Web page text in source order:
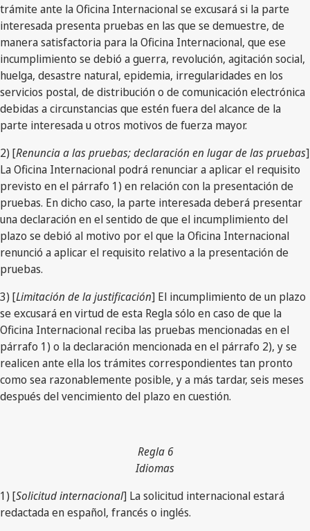
trámite ante la Oficina Internacional se excusará si la parte
interesada presenta pruebas en las que se demuestre, de
manera satisfactoria para la Oficina Internacional, que ese
incumplimiento se debió a guerra, revolución, agitación social,
huelga, desastre natural, epidemia, irregularidades en los
servicios postal, de distribución o de comunicación electrónica
debidas a circunstancias que estén fuera del alcance de la
parte interesada u otros motivos de fuerza mayor.
2) [Renuncia a las pruebas; declaración en lugar de las pruebas]
La Oficina Internacional podrá renunciar a aplicar el requisito
previsto en el párrafo 1) en relación con la presentación de
pruebas. En dicho caso, la parte interesada deberá presentar
una declaración en el sentido de que el incumplimiento del
plazo se debió al motivo por el que la Oficina Internacional
renunció a aplicar el requisito relativo a la presentación de
pruebas.
3) [Limitación de la justificación] El incumplimiento de un plazo
se excusará en virtud de esta Regla sólo en caso de que la
Oficina Internacional reciba las pruebas mencionadas en el
párrafo 1) o la declaración mencionada en el párrafo 2), y se
realicen ante ella los trámites correspondientes tan pronto
como sea razonablemente posible, y a más tardar, seis meses
después del vencimiento del plazo en cuestión.
Regla 6
Idiomas
1) [Solicitud internacional] La solicitud internacional estará
redactada en español, francés o inglés.